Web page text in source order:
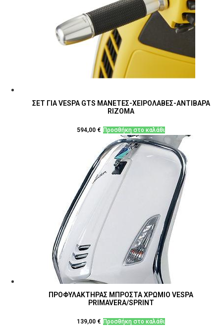
ΣΕΤ ΓΙΑ VESPA GTS ΜΑΝΕΤΕΣ-ΧΕΙΡΟΛΑΒΕΣ-ΑΝΤΙΒΑΡΑ
RIZOMA
594,00 € Προσθήκη στο καλάθι
ΠΡΟΦΥΛΑΚΤΗΡΑΣ ΜΠΡΟΣΤΑ ΧΡΩΜΙΟ VESPA
PRIMAVERA/SPRINT
139,00 € Προσθήκη στο καλάθι